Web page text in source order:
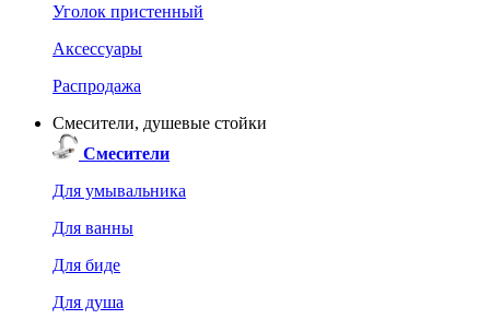
Уголок пристенный
Аксессуары
Распродажа
Смесители, душевые стойки
Смесители
Для умывальника
Для ванны
Для биде
Для душа